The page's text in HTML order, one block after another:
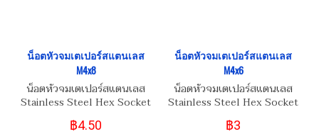
น็อตหัวจมเตเปอร์สแตนเลส
M4x8
น็อตหัวจมเตเปอร์สแตนเลส
Stainless Steel Hex Socket
Taper Head Screw M4x8
฿4.50
น็อตหัวจมเตเปอร์สแตนเลส
M4x6
น็อตหัวจมเตเปอร์สแตนเลส
Stainless Steel Hex Socket
Taper Head Screw M4x6
฿3